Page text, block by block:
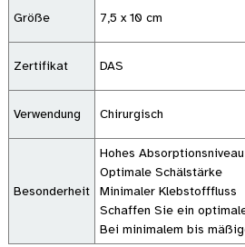
Größe 7,5 x 10 cm
Zertifikat DAS
Verwendung Chirurgisch
Besonderheit
Hohes Absorptionsniveau
Optimale Schälstärke
Minimaler Klebstofffluss
Schaffen Sie ein
Bei minimalem bis